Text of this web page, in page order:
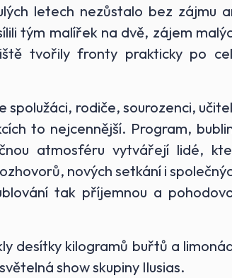
letech nezůstalo bez zájmu
tým malířek na dvě, zájem
tvořily fronty prakticky po
spolužáci, rodiče, sourozenci,
to nejcennější. Program,
atmosféru vytvářejí lidé,
nových setkání i
tak příjemnou a
desítky kilogramů buřtů a
show skupiny Ilusias.